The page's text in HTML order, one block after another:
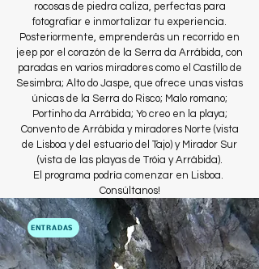
rocosas de piedra caliza, perfectas para
fotografiar e inmortalizar tu experiencia.
Posteriormente, emprenderás un recorrido en
jeep por el corazón de la Serra da Arrábida, con
paradas en varios miradores como el Castillo de
Sesimbra; Alto do Jaspe, que ofrece unas vistas
únicas de la Serra do Risco; Malo romano;
Portinho da Arrábida; Yo creo en la playa;
Convento de Arrábida y miradores Norte (vista
de Lisboa y del estuario del Tajo) y Mirador Sur
(vista de las playas de Tróia y Arrábida).
El programa podría comenzar en Lisboa.
Consúltanos!
ENTRADAS